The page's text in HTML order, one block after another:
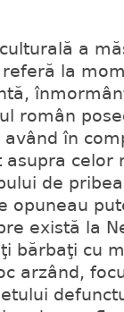
a
la
român
în
asupra celor
de
opuneau
există la
bărbaţi cu
arzând,